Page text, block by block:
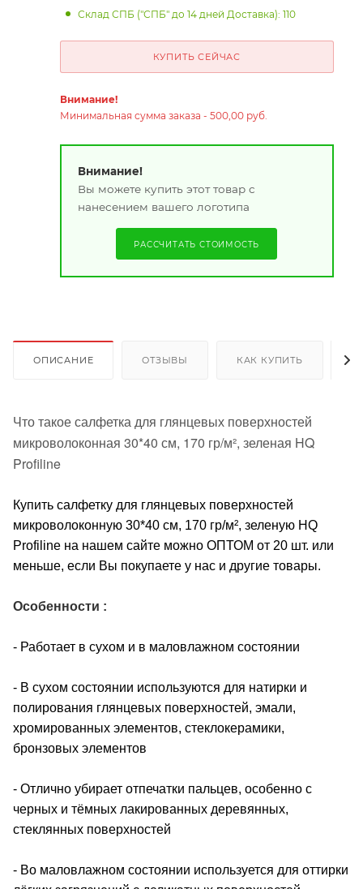
Склад СПБ ("СПБ" до 14 дней Доставка): 110
КУПИТЬ СЕЙЧАС
Внимание!
Минимальная сумма заказа - 500,00 руб.
Внимание!
Вы можете купить этот товар с
нанесением вашего логотипа
РАССЧИТАТЬ СТОИМОСТЬ
ОПИСАНИЕ ОТЗЫВЫ КАК КУПИТЬ
Что такое салфетка для глянцевых поверхностей
микроволоконная 30*40 см, 170 гр/м², зеленая HQ
Profiline
Купить салфетку для глянцевых поверхностей
микроволоконную 30*40 см, 170 гр/м², зеленую HQ
Profiline на нашем сайте можно ОПТОМ от 20 шт. или
меньше, если Вы покупаете у нас и другие товары.
Особенности :
- Работает в сухом и в маловлажном состоянии
- В сухом состоянии используются для натирки и
полирования глянцевых поверхностей, эмали,
хромированных элементов, стеклокерамики,
бронзовых элементов
- Отлично убирает отпечатки пальцев, особенно с
черных и тёмных лакированных деревянных,
стеклянных поверхностей
- Во маловлажном состоянии используется для оттирки